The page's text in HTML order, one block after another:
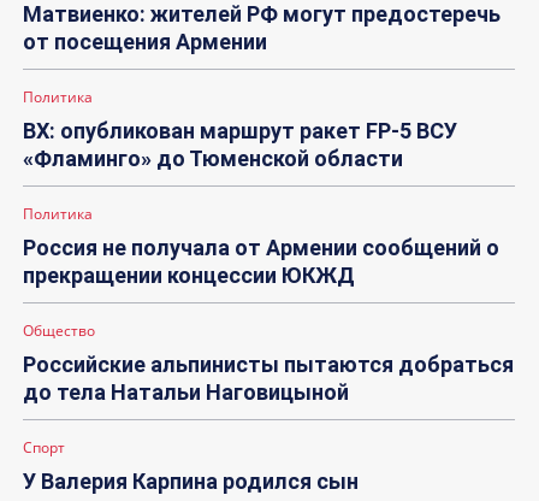
Матвиенко: жителей РФ могут предостеречь
от посещения Армении
Политика
ВХ: опубликован маршрут ракет FP-5 ВСУ
«Фламинго» до Тюменской области
Политика
Россия не получала от Армении сообщений о
прекращении концессии ЮКЖД
Общество
Российские альпинисты пытаются добраться
до тела Натальи Наговицыной
Спорт
У Валерия Карпина родился сын